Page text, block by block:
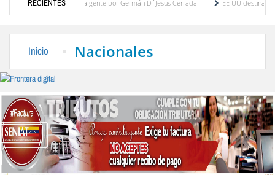
RECIENTES
micrófono y a la gente por Germán D´Jesus Cerrada
EE UU destinará 1.000
Inicio Nacionales